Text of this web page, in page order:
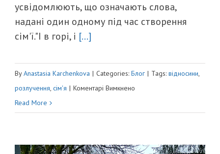
усвідомлюють, що означають слова,
надані один одному під час створення
сім'ї."І в горі, і [...]
ByAnastasia Karchenkova | Categories: Блог | Tags: відносини,
розлучення, сім'я | Коментарі Вимкнено
Read More